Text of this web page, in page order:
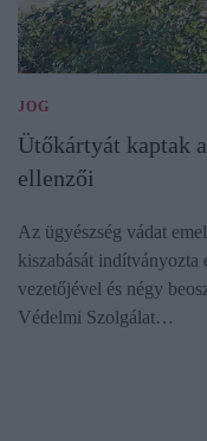
JOG
Ütőkártyát kaptak
ellenzői
Az ügyészség vádat
kiszabását
vezetőjével és négy
Védelmi Szolgálat…